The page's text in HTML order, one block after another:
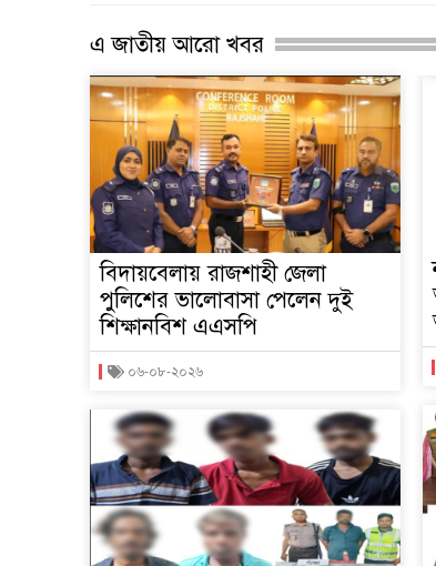
এ জাতীয় আরো খবর
বিদায়বেলায় রাজশাহী জেলা
পুলিশের ভালোবাসা পেলেন দুই
শিক্ষানবিশ এএসপি
০৬-০৮-২০২৬